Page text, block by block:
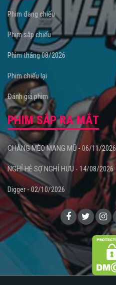
Phim đang chiếu
Phim sắp chiếu
Phim tháng 08/2026
Phim chiếu lại
Đánh giá phim
PHIM SẮP RA MẮT
CHÀNG MÈO MANG MŨ - 06/11/2026
NGHỈ HÈ SỢ NGHỈ HƯU - 14/08/2026
Digger - 02/10/2026